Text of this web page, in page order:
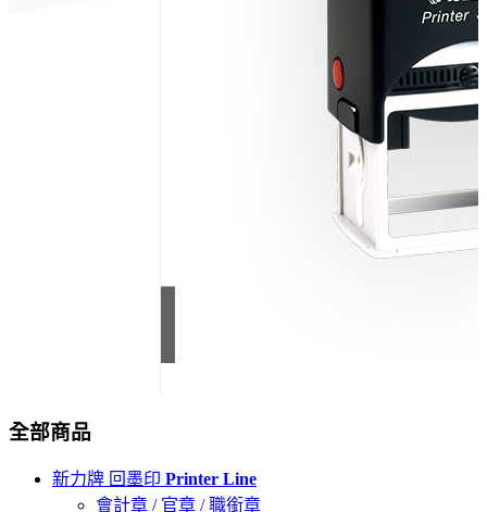
全部商品
新力牌 回墨印 Printer Line
會計章 / 官章 / 職銜章